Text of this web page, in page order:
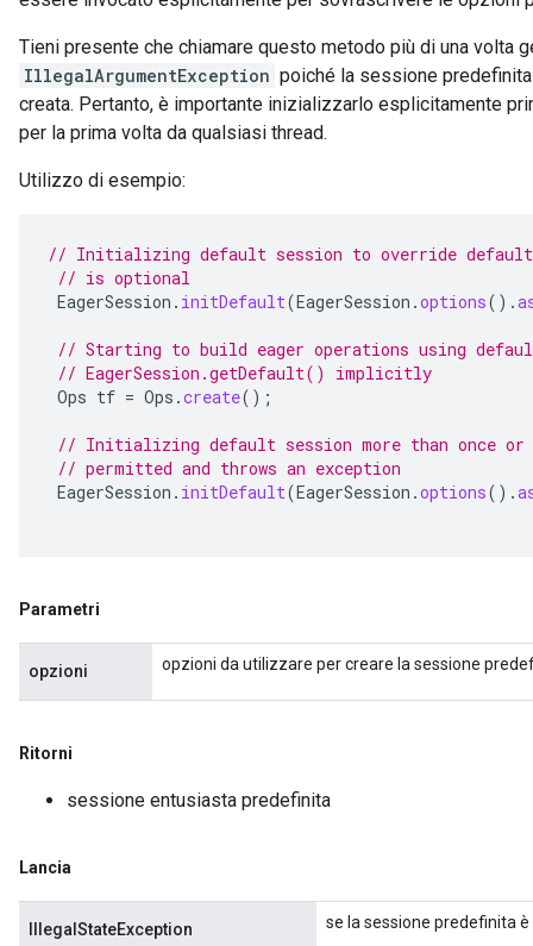
Tieni presente che chiamare questo metodo più di una volta
IllegalArgumentException poiché la sessione
creata. Pertanto, è importante inizializzarlo esplicitamente
per la prima volta da qualsiasi thread.
Utilizzo di esempio:
// Initializing default session to override
// is optional
EagerSession . initDefault(EagerSession .options().
// Starting to build eager operations using
// EagerSession.getDefault() implicitly
Ops tf = Ops .create();
// Initializing default session more than once
// permitted and throws an exception
EagerSession . initDefault(EagerSession .options().
Parametri
opzioni opzioni da utilizzare per creare la sessione
Ritorni
sessione entusiasta predefinita
Lancia
IllegalStateException se la sessione predefinita